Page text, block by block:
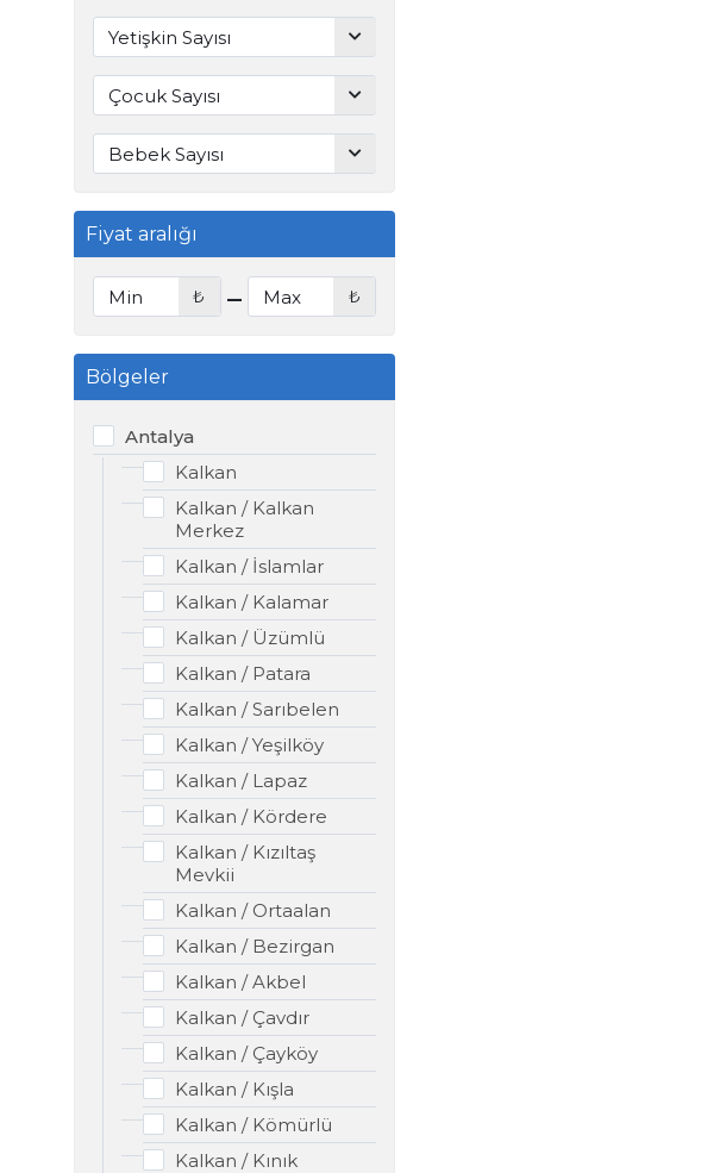
Fiyat aralığı
₺ - ₺
Bölgeler
Antalya
Kalkan
Kalkan / Kalkan
Merkez
Kalkan / İslamlar
Kalkan / Kalamar
Kalkan / Üzümlü
Kalkan / Patara
Kalkan / Sarıbelen
Kalkan / Yeşilköy
Kalkan / Lapaz
Kalkan / Kördere
Kalkan / Kızıltaş
Mevkii
Kalkan / Ortaalan
Kalkan / Bezirgan
Kalkan / Akbel
Kalkan / Çavdır
Kalkan / Çayköy
Kalkan / Kışla
Kalkan / Kömürlü
Kalkan / Kınık